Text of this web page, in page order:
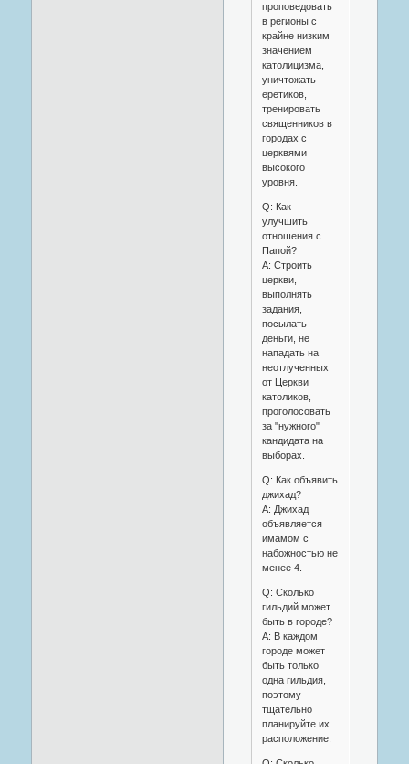
проповедовать
в регионы с
крайне низким
значением
католицизма,
уничтожать
еретиков,
тренировать
священников в
городах с
церквями
высокого
уровня.
Q: Как
улучшить
отношения с
Папой?
A: Строить
церкви,
выполнять
задания,
посылать
деньги, не
нападать на
неотлученных
от Церкви
католиков,
проголосовать
за "нужного"
кандидата на
выборах.
Q: Как объявить
джихад?
A: Джихад
объявляется
имамом с
набожностью не
менее 4.
Q: Сколько
гильдий может
быть в городе?
A: В каждом
городе может
быть только
одна гильдия,
поэтому
тщательно
планируйте их
расположение.